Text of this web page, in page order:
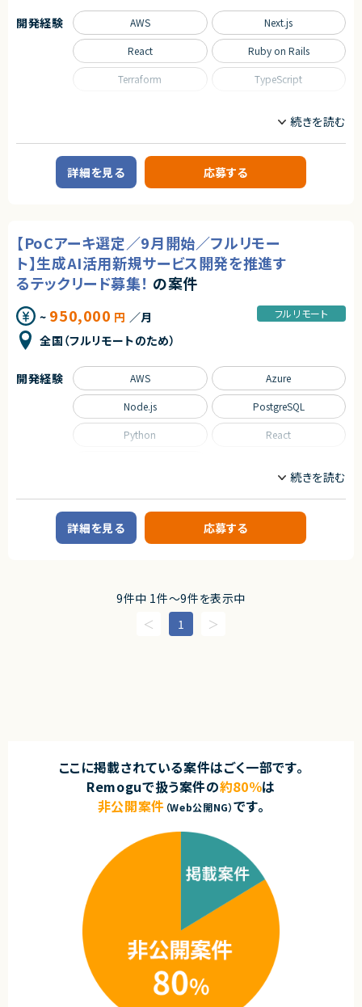
・AWSインフラ設計・運用経験（ECS / Terraform / Docker）
・Claude Code・GitHub Copilot等AIツールを活用した開発経験（組織へ
の展開経験は特に歓迎）
・新規事業・新プロダクトの0→1立ち上げ経験
・採用活動への関与経験（スカウト・面接・採用基準の設計等）
・育成制度づくり（オンボーディング、ラダー設計、勉強会運営など）に関与し
業務委託(準委任契約)
◎ フルリモート×裁量労働で場所・時間に縛られない柔軟な働き方が可能
です！
◎ コーディングとマネジメント両方に関われるため、技術力と組織力を同時
に伸ばせます！
◎ 組織拡大フェーズのため、制度設計や文化づくりに深く関われます！
■募集背景
・事業拡大に伴うプロジェクト増加
・少人数ユニットによる自律的開発体制の強化
■必須スキル
・Webアプリケーション開発の実務経験（5年以上、言語不問）
・フロントエンドまたはバックエンドの設計・実装経験
・チーム開発経験（Git/GitHubを用いたコラボレーション）
・ビジネスレベルの日本語コミュニケーション（目安：日本語メインでの実務
■尚可スキル
・TypeScript / React / Next.js での開発経験（当社メイン技術スタック）
・Ruby on Rails 等でのバックエンド開発経験（既存プロダクトの改善に活
・AWSを利用したインフラ設計・運用経験（ECS / Terraform / Docker）
・Claude Code・GitHub Copilot等AIツールを活用した開発経験
・アーキテクチャ設計・ミドルウェア選定の経験
・パフォーマンス・アクセシビリティ・セキュリティに関する知識
・OSSへの貢献経験やカンファレンスでの登壇経験
■求める人物像
・AIツールを積極的に活用できる方
・プロダクト志向で開発に携わりたい方
・技術トレンドをキャッチアップできる方
業務委託(準委任契約)
株式会社LASSIC
◎AIツールを前提とした最先端の開発環境でスキルアップできます！
◎フルリモート・裁量労働制で柔軟な働き方が可能です！
◎技術選定や設計フェーズから主体的に関われる環境です！
◎自社サービスと受託の両方に携われるため、幅広い経験が積めます！
サーバーサイドエンジニア
■企業概要
・クライアント企業に対するDX推進支援（業務システム開発、新規プロダクト
開発 等）
■業務内容
・DX推進プロジェクトにおけるWebアプリケーション開発
・TypeScript / Next.js を用いたフロントエンド開発および設計
・技術選定、アーキテクチャ設計、コードレビューの実施
・開発チームの技術的リードおよびメンタリング
・全社横断の技術課題の特定および解決推進
■募集背景
・DX推進案件および新規事業拡大に伴う体制強化
・要件整理、設計、実装、レビュー、改善提案
・Webアプリケーション開発の実務経験（5年以上）
・TypeScript、React.js、Next.jsにおける開発経験（5年以上）
・開発者のリードやマネジメント、プロセス改善の経験
・クライアントやビジネス側のメンバーとともにチームで開発を行った経験
・機能の設計とミドルウェア選定の経験
※経験年数は目安です。候補者によってご応募いただいたポジションと別ポ
ジションをご提示させていただく場合がございます。
・AWSを利用した開発経験
・常に最新技術をキャッチアップできる方
・専門性と幅広い知識を両立したい方
・ユーザー価値にこだわれる方
開発経験 AWS Next.js
React Ruby on Rails
Terraform TypeScript
業務委託(準委任契約)
株式会社LASSIC
エージェントから
◎フルリモートかつ裁量労働で柔軟な働き方が可能です！
◎モダン技術（Next.js・AIツールなど）を積極導入しており、スキルアップ環
詳細を見る 応募する
【PoCアーキ選定／9月開始／フルリモー
ト】生成AI活用新規サービス開発を推進す
るテックリード募集！ の案件
~ 950,000 円 ／月
全国（フルリモートのため）
フルリモート
職種
CTO/VPoE/テックリード
サーバーサイドエンジニア
AI/LLM/機械学習エンジニア
・業務効率化を目的としたBtoB向けAI活用サービスのPoC開発
・チャットアプリと連携し、AIによる検索支援機能を提供
・Amazon SQSを利用した非同期処理基盤の設計
・IaC、CI/CD環境の構築
・負荷試験およびAuto Scaling設計
・Full Stack Engineerの技術支援
・新規AIサービスのPoC開発に伴う体制強化
・要件定義 ・基本設計 ・詳細設計 ・実装 ・テスト ・リリース
求めるスキル
・AWSを利用したサーバレスシステムの設計・開発経験
・リレーショナルデータベース設計経験 ・認証・認可およびマルチテナント設
開発経験 AWS Azure
Node.js PostgreSQL
Python React
詳細を見る 応募する
9件中 1件〜9件を表示中
1
ここに掲載されている案件はごく一部です。
Remoguで扱う案件の約80％は
非公開案件 （Web公開NG）です。